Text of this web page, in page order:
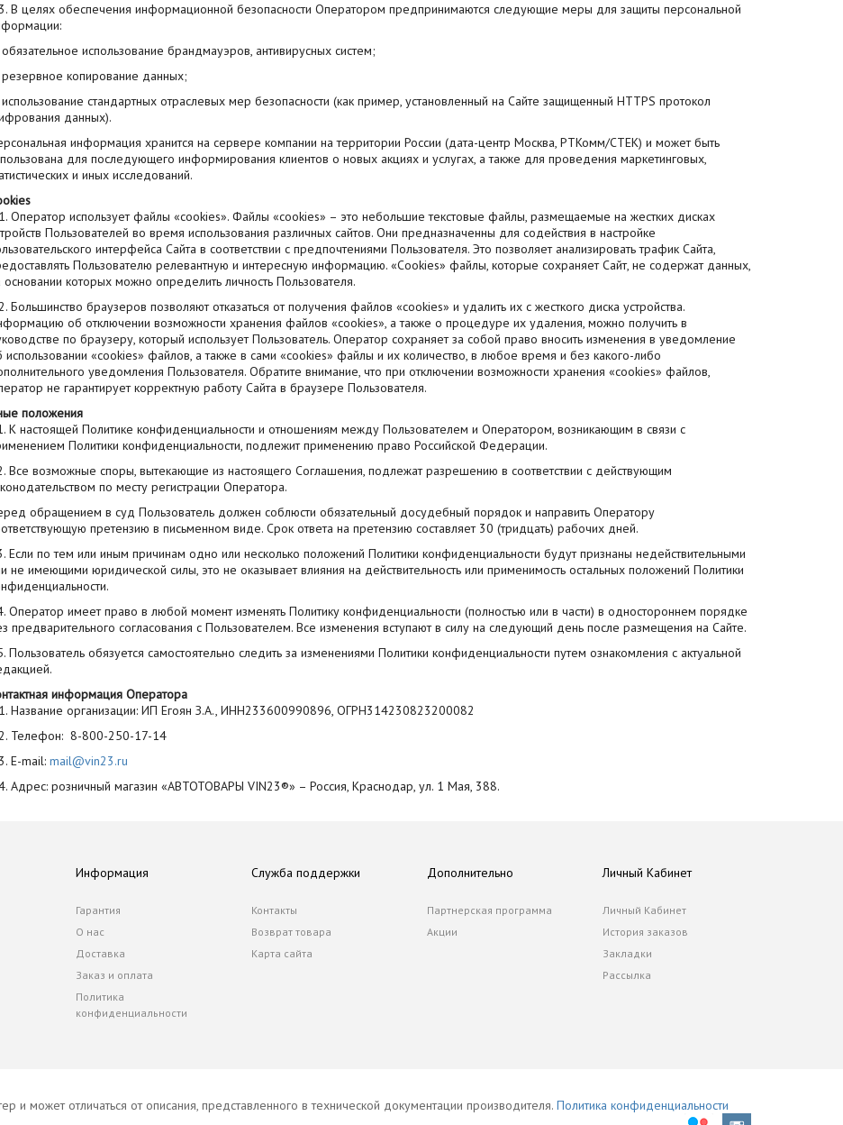
В целях обеспечения информационной безопасности Оператором предпринимаются следующие меры для защиты персональной
использование брандмауэров, антивирусных систем;
копирование данных;
стандартных отраслевых мер безопасности (как пример, установленный на Сайте защищенный HTTPS протокол
данных).
информация хранится на сервере компании на территории России (дата-центр Москва, РТКомм/СТЕК) и может быть
для последующего информирования клиентов о новых акциях и услугах, а также для проведения маркетинговых,
и иных исследований.
Оператор использует файлы «cookies». Файлы «cookies» – это небольшие текстовые файлы, размещаемые на жестких дисках
Пользователей во время использования различных сайтов. Они предназначенны для содействия в настройке
интерфейса Сайта в соответствии с предпочтениями Пользователя. Это позволяет анализировать трафик Сайта,
Пользователю релевантную и интересную информацию. «Cookies» файлы, которые сохраняет Сайт, не содержат данных,
основании которых можно определить личность Пользователя.
Большинство браузеров позволяют отказаться от получения файлов «cookies» и удалить их с жесткого диска устройства.
об отключении возможности хранения файлов «cookies», а также о процедуре их удаления, можно получить в
по браузеру, который использует Пользователь. Оператор сохраняет за собой право вносить изменения в уведомление
использовании «cookies» файлов, а также в сами «cookies» файлы и их количество, в любое время и без какого-либо
уведомления Пользователя. Обратите внимание, что при отключении возможности хранения «cookies» файлов,
не гарантирует корректную работу Сайта в браузере Пользователя.
положения
К настоящей Политике конфиденциальности и отношениям между Пользователем и Оператором, возникающим в связи с
Политики конфиденциальности, подлежит применению право Российской Федерации.
Все возможные споры, вытекающие из настоящего Соглашения, подлежат разрешению в соответствии с действующим
по месту регистрации Оператора.
обращением в суд Пользователь должен соблюсти обязательный досудебный порядок и направить Оператору
претензию в письменном виде. Срок ответа на претензию составляет 30 (тридцать) рабочих дней.
Если по тем или иным причинам одно или несколько положений Политики конфиденциальности будут признаны недействительными
не имеющими юридической силы, это не оказывает влияния на действительность или применимость остальных положений Политики
Оператор имеет право в любой момент изменять Политику конфиденциальности (полностью или в части) в одностороннем порядке
предварительного согласования с Пользователем. Все изменения вступают в силу на следующий день после размещения на Сайте.
Пользователь обязуется самостоятельно следить за изменениями Политики конфиденциальности путем ознакомления с актуальной
информация Оператора
Название организации: ИП Егоян З.А., ИНН233600990896, ОГРН314230823200082
Телефон: 8-800-250-17-14
E-mail: mail@vin23.ru
Адрес: розничный магазин «АВТОТОВАРЫ VIN23®» – Россия, Краснодар, ул. 1 Мая, 388.
Информация
Гарантия
О нас
Доставка
Заказ и оплата
Политика
конфиденциальности
Служба поддержки
Контакты
Возврат товара
Карта сайта
Дополнительно
Партнерская программа
Акции
Личный Кабинет
Личный Кабинет
История заказов
Закладки
Рассылка
и может отличаться от описания, представленного в технической документации производителя. Политика конфиденциальности